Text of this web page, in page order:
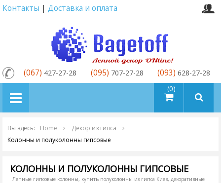
Контакты | Доставка и оплата
товаров (0)
(067) 427-27-28 (095) 707-27-28 (093) 628-27-28
Вы здесь: Home
Декор из гипса
Колонны и полуколонны гипсовые
КОЛОННЫ И ПОЛУКОЛОННЫ ГИПСОВЫЕ
Лепные гипсовые колонны, купить полуколонны из гипса Киев, декоративные